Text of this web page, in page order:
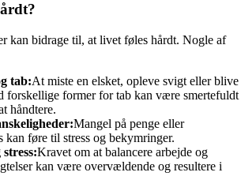
kan bidrage til, at livet føles hårdt. Nogle af
tab:At miste en elsket, opleve svigt eller blive
forskellige former for tab kan være smertefuldt
håndtere.
Mangel på penge eller
kan føre til stress og bekymringer.
Kravet om at balancere arbejde og
kan være overvældende og resultere i